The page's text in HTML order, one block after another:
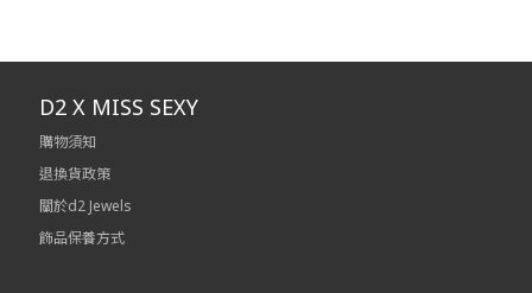
D2 X MISS SEXY
購物須知
退換貨政策
關於d2 Jewels
飾品保養方式